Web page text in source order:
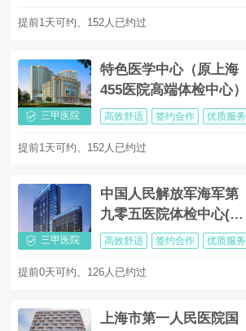
提前1天可约、152人已约过
三甲医院
特色医学中心（原上海
455医院高端体检中心）
高效舒适 签约合作 优质服务
提前1天可约、152人已约过
三甲医院
中国人民解放军海军第
九零五医院体检中心(上
海905医院)
高效舒适 签约合作 优质服务
提前0天可约、126人已约过
上海市第一人民医院国